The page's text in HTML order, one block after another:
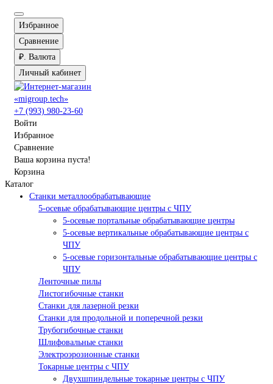
Избранное
Сравнение
₽. Валюта
Личный кабинет
+7 (993) 980-23-60
Войти
Избранное
Сравнение
Ваша корзина пуста!
Корзина
Каталог
Станки металлообрабатывающие
5-осевые обрабатывающие центры с ЧПУ
5-осевые портальные обрабатывающие центры
5-осевые вертикальные обрабатывающие центры с
ЧПУ
5-осевые горизонтальные обрабатывающие центры с
ЧПУ
Ленточные пилы
Листогибочные станки
Станки для лазерной резки
Станки для продольной и поперечной резки
Трубогибочные станки
Шлифовальные станки
Электроэрозионные станки
Токарные центры с ЧПУ
Двухшпиндельные токарные центры с ЧПУ